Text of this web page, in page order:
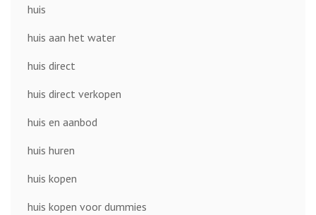
huis
huis aan het water
huis direct
huis direct verkopen
huis en aanbod
huis huren
huis kopen
huis kopen voor dummies